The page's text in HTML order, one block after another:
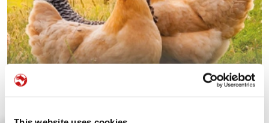
鸡肉原料